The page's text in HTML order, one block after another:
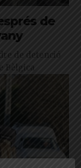
de
de detenció
Bèlgica